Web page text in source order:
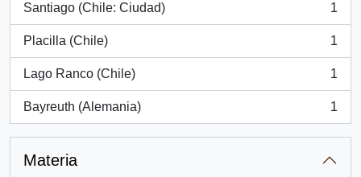
Santiago (Chile: Ciudad)
, 1 resultados
1
Placilla (Chile)
, 1 resultados
1
Lago Ranco (Chile)
, 1 resultados
1
Bayreuth (Alemania)
, 1 resultados
1
Materia